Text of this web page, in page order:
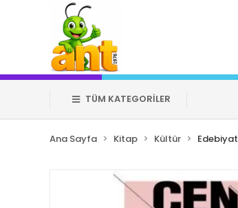
TÜM KATEGORİLER
Ana Sayfa Kitap Kültür Edebiyat